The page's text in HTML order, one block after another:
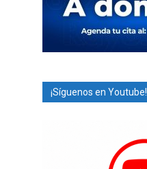
¡Síguenos en Youtube!